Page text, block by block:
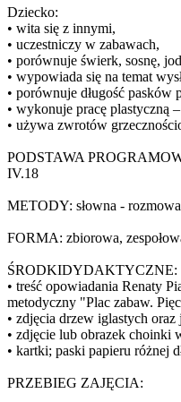
Dziecko:
• wita się z innymi,
• uczestniczy w zabawach,
• porównuje świerk, sosnę,
• wypowiada się na temat
• porównuje długość pasków
• wykonuje pracę plastyczną
• używa zwrotów
PODSTAWA
IV.18
METODY: słowna -
FORMA: zbiorowa,
ŚRODKIDYDAKTYCZNE:
• treść opowiadania Renaty
metodyczny "Plac zabaw.
• zdjęcia drzew iglastych
• zdjęcie lub obrazek choinki
• kartki; paski papieru różnej
PRZEBIEG ZAJĘCIA: